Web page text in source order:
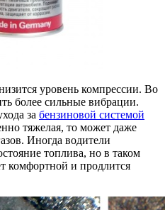
уровень компрессии. Во
более сильные вибрации.
за бензиновой системой
тяжелая, то может даже
Иногда водители
топлива, но в таком
комфортной и продлится